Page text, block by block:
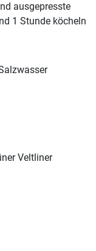
ausgepresste
1 Stunde köcheln
Veltliner